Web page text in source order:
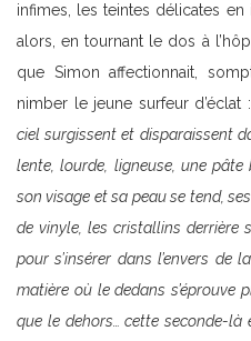
infimes, les teintes délicates
alors, en tournant le dos à
que Simon affectionnait,
nimber le jeune surfeur d’éclat
ciel surgissent et disparaissent
lente, lourde, ligneuse, une pâte
son visage et sa peau se tend,
de vinyle, les cristallins derrière
pour s’insérer dans l’envers
matière où le dedans
que le dehors… cette seconde-là